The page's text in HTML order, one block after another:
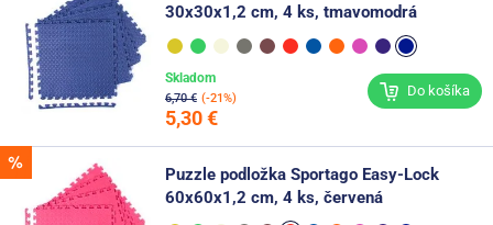
30x30x1,2 cm, 4 ks, tmavomodrá
6,70 € (-21%)
5,30 €
Skladom
Do košíka
Puzzle podložka Sportago Easy-Lock
60x60x1,2 cm, 4 ks, červená